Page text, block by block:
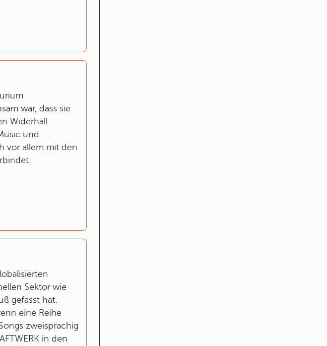
war, dass sie
Widerhall
und
vor allem mit den
Sektor wie
gefasst hat.
eine Reihe
zweisprachig
in den